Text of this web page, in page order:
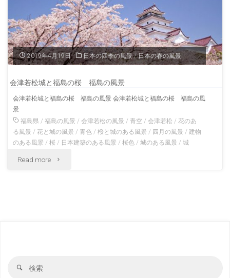
山
会
津
松
島
2019年4月19日 日本の四季の風景 / 日本の春の風景
会津若松城と福島の桜 福島の風景
会津若松城と福島の桜 福島の風景 会津若松城と福島の桜 福島の風
景
福島県 /福島の風景 /会津若松の風景 /青空 /会津若松 /花のあ
る風景 /花と城の風景 /青色 /桜と城のある風景 / 四月の風景 /建物
のある風景 /桜 / 日本建築のある風景 /桜色 /城のある風景 /城
Read more "会
検